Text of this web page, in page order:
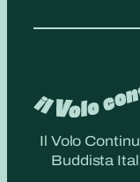
Il Volo
Buddista